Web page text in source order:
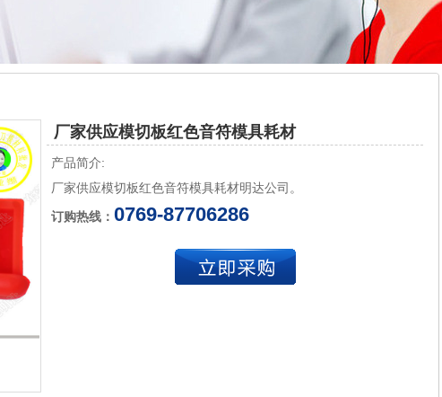
厂家供应模切板红色音符模具耗材
产品简介:
厂家供应模切板红色音符模具耗材明达公司。
订购热线： 0769-87706286